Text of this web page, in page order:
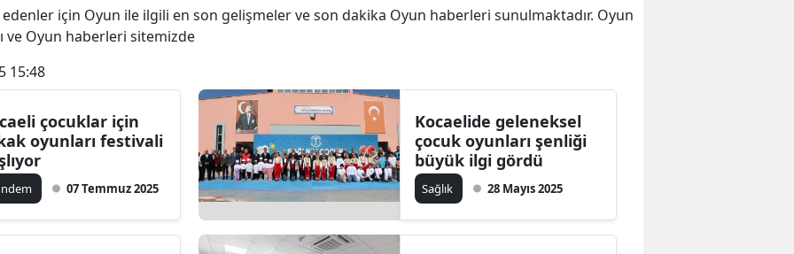
Ankara
Aydın
Balıkesir
Bilecik
için Oyun ile ilgili en son gelişmeler ve son dakika Oyun haberleri sunulmaktadır. Oyun
Oyun haberleri sitemizde
15:48
çocuklar için
oyunları festivali
07 Temmuz 2025
Kocaelide geleneksel
çocuk oyunları şenliği
büyük ilgi gördü
Sağlık 28 Mayıs 2025